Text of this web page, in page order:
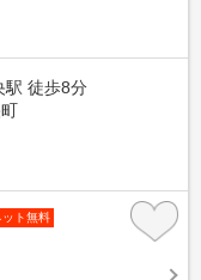
駅 徒歩8分
ット無料